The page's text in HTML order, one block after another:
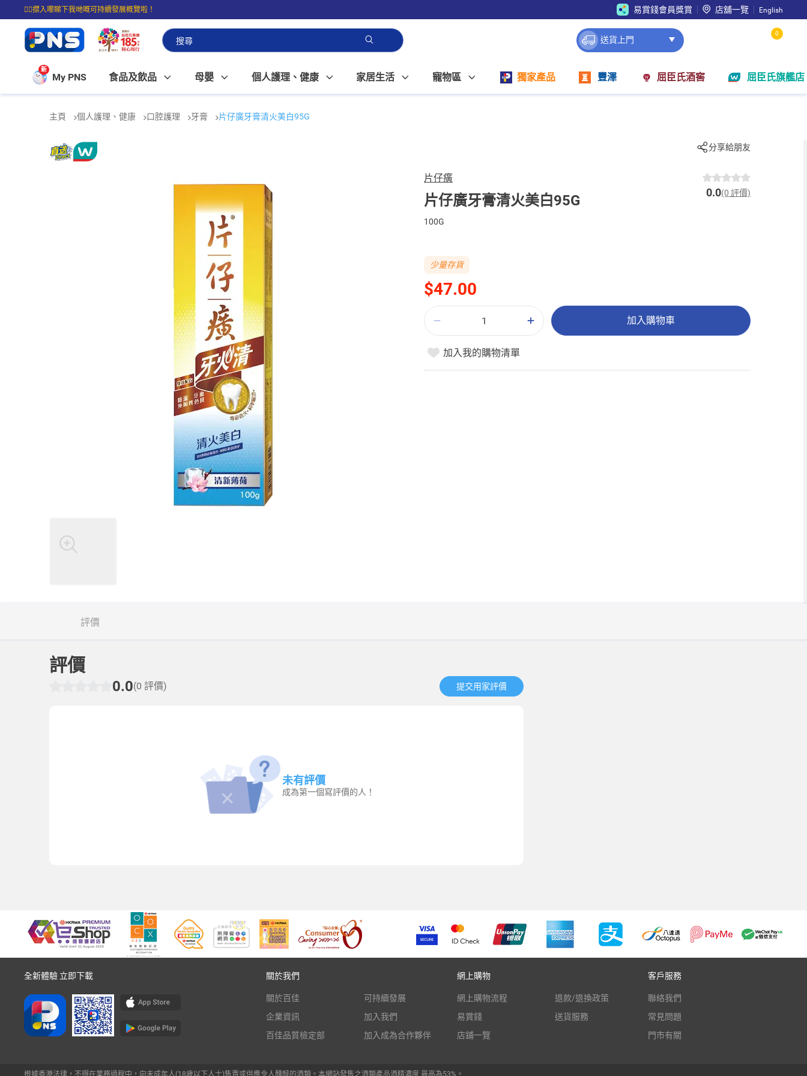
☝🏼㩒入嚟睇下我哋嘅可持續發展概覽啦！
⭐購物滿$399即享免費送貨；滿$100即可免費店取。
易賞錢會員獎賞 店舖一覽 English
送貨上門
0
新
My PNS 食品及飲品 母嬰 個人護理、健康 家居生活 寵物區 獨家產品 豐澤 屈臣氏酒窖 屈臣氏旗艦店
主頁 個人護理、健康 口腔護理 牙膏 片仔廣牙膏清火美白95G
分享給朋友
片仔癀
片仔廣牙膏清火美白95G 0.0(0 評價)
100G
$47.00
少量存貨
加入購物車
加入我的購物清單
評價
評價
0.0(0 評價) 提交用家評價​
未有評價
成為第一個寫評價的人！
全新體驗 立即下載 關於我們
關於百佳
企業資訊
百佳品質檢定部
可持續發展
加入我們
加入成為合作夥伴
網上購物
網上購物流程
易賞錢
店鋪一覽
退款/退換政策
送貨服務
客戶服務
聯絡我們
常見問題
門市有關
根據香港法律，不得在業務過程中，向未成年人(18歲以下人士)售賣或供應令人醺醉的酒類。本網站發售之酒類產品酒精濃度 最高為53%。